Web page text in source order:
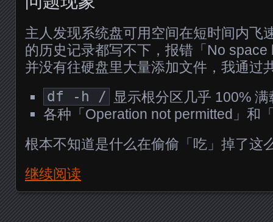
主人发现系统盘可用空间在短时间内飞
的历史记录都写不下，报错「No
并没有往硬盘里大量添加文件，我通过
df -h /
显示根分区几乎 100% 满
各种「Operation not permitted」和
根本不知道是什么在偷偷「吃」掉了这
继续阅读